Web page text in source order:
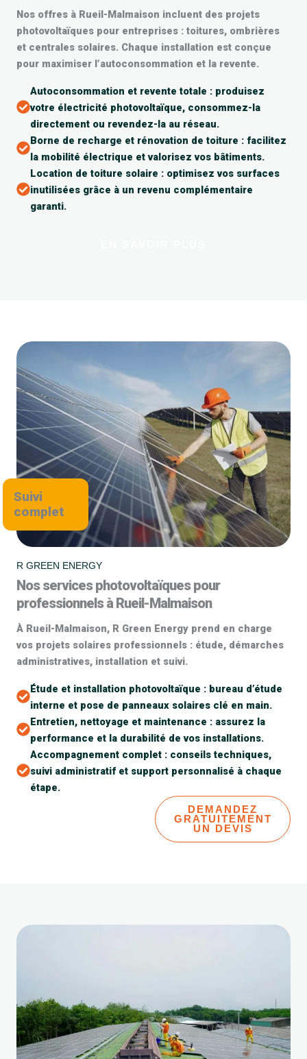
Nos offres à Rueil-Malmaison incluent des projets
photovoltaïques pour entreprises : toitures, ombrières
et centrales solaires. Chaque installation est conçue
pour maximiser l’autoconsommation et la revente.
Autoconsommation et revente totale : produisez
votre électricité photovoltaïque, consommez-la
directement ou revendez-la au réseau.
Borne de recharge et rénovation de toiture : facilitez
la mobilité électrique et valorisez vos bâtiments.
Location de toiture solaire : optimisez vos surfaces
inutilisées grâce à un revenu complémentaire
garanti.
Suivi
complet
R GREEN ENERGY
Nos services photovoltaïques pour
professionnels à Rueil-Malmaison
À Rueil-Malmaison, R Green Energy prend en charge
vos projets solaires professionnels : étude, démarches
administratives, installation et suivi.
Étude et installation photovoltaïque : bureau d’étude
interne et pose de panneaux solaires clé en main.
Entretien, nettoyage et maintenance : assurez la
performance et la durabilité de vos installations.
Accompagnement complet : conseils techniques,
suivi administratif et support personnalisé à chaque
étape.
DEMANDEZ
GRATUITEMENT
UN DEVIS